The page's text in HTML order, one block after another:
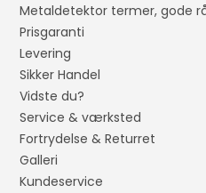
Metaldetektor termer, gode
Prisgaranti
Levering
Sikker Handel
Vidste du?
Service & værksted
Fortrydelse & Returret
Galleri
Kundeservice